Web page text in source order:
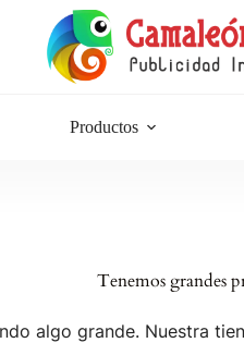
Productos
Tenemos grandes
algo grande. Nuestra